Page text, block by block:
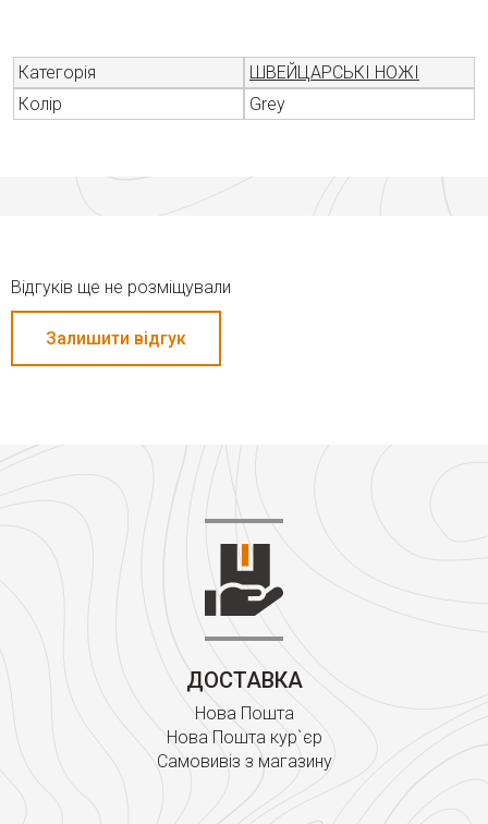
Категорія
ШВЕЙЦАРСЬКІ НОЖІ
Колір
Grey
Відгуків ще не розміщували
Залишити відгук
ДОСТАВКА
Нова Пошта
Нова Пошта кур`єр
Самовивіз з магазину